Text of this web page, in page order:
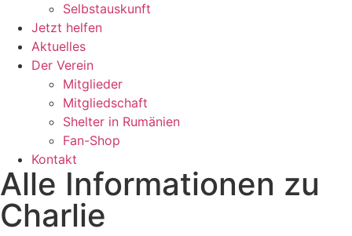
Selbstauskunft
Jetzt helfen
Aktuelles
Der Verein
Mitglieder
Mitgliedschaft
Shelter in Rumänien
Fan-Shop
Kontakt
Alle Informationen zu
Charlie